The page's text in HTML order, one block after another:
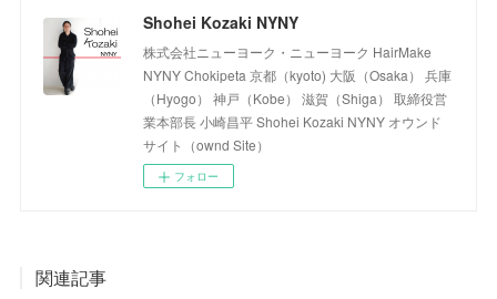
Shohei Kozaki NYNY
株式会社ニューヨーク・ニューヨーク HairMake
NYNY Chokipeta 京都（kyoto) 大阪（Osaka） 兵庫
（Hyogo） 神戸（Kobe） 滋賀（Shiga） 取締役営
業本部長 小崎昌平 Shohei Kozaki NYNY オウンド
サイト（ownd Site）
フォロー
関連記事